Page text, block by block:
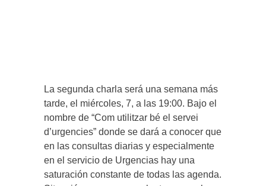
La segunda charla será una semana más
tarde, el miércoles, 7, a las 19:00. Bajo el
nombre de “Com utilitzar bé el servei
d’urgencies” donde se dará a conocer que
en las consultas diarias y especialmente
en el servicio de Urgencias hay una
saturación constante de todas las agenda.